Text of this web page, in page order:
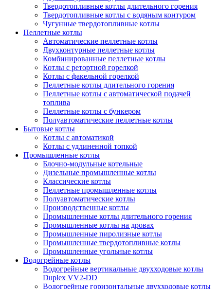
Твердотопливные котлы длительного горения
Твердотопливные котлы с водяным контуром
Чугунные твердотопливные котлы
Пеллетные котлы
Автоматические пеллетные котлы
Двухконтурные пеллетные котлы
Комбинированные пеллетные котлы
Котлы с ретортной горелкой
Котлы с факельной горелкой
Пеллетные котлы длительного горения
Пеллетные котлы с автоматической подачей
топлива
Пеллетные котлы с бункером
Полуавтоматические пеллетные котлы
Бытовые котлы
Котлы с автоматикой
Котлы с удлиненной топкой
Промышленные котлы
Блочно-модульные котельные
Дизельные промышленные котлы
Классические котлы
Пеллетные промышленные котлы
Полуавтоматические котлы
Производственные котлы
Промышленные котлы длительного горения
Промышленные котлы на дровах
Промышленные пиролизные котлы
Промышленные твердотопливные котлы
Промышленные угольные котлы
Водогрейные котлы
Водогрейные вертикальные двухходовые котлы
Duplex VV2-DD
Водогрейные горизонтальные двухходовые котлы